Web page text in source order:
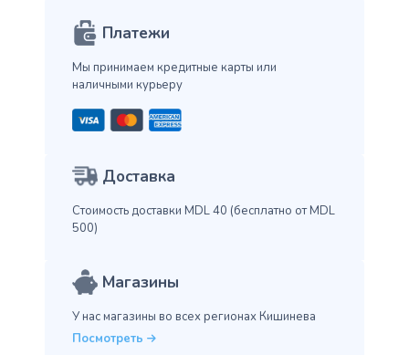
Платежи
Мы принимаем кредитные карты или
наличными курьеру
Доставка
Стоимость доставки MDL 40 (бесплатно от MDL
500)
Магазины
У нас магазины во всех регионах Кишинева
Посмотреть